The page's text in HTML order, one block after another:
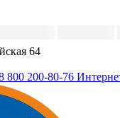
64
800 200-80-76